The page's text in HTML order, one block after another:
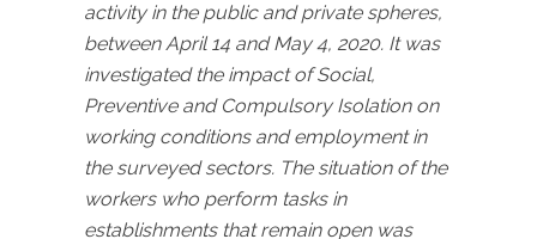
activity in the public andprivate spheres,
between April 14 and May 4, 2020. It was
investigated the impact of Social,
Preventive and Compulsory Isolation on
working conditions and employment in
the surveyed sectors. The situation of the
workers who perform tasks in
establishments that remain open was